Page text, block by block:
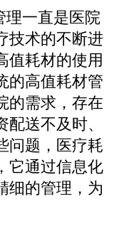
一直是医院
技术的不断进
值耗材的使用
的高值耗材管
的需求，存在
送不及时、
问题，医疗耗
它通过信息化
细的管理，为